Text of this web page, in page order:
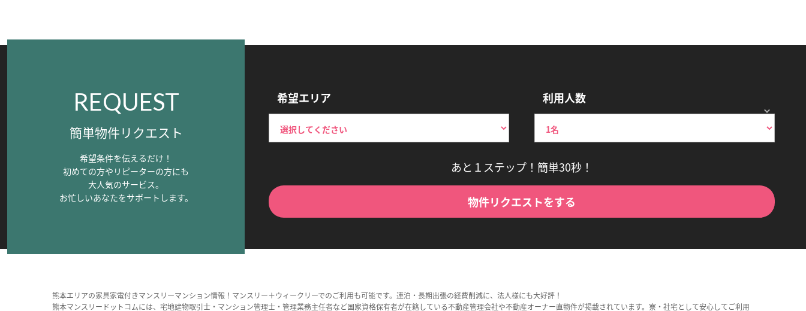
REQUEST
簡単物件リクエスト
希望条件を伝えるだけ！
初めての方やリピーターの方にも
大人気のサービス。
お忙しいあなたをサポートします。
希望エリア 利用人数
あと１ステップ！簡単30秒！
物件リクエストをする
熊本エリアの家具家電付きマンスリーマンション情報！マンスリー＋ウィークリーでのご利用も可能です。連泊・長期出張の経費削減に、法人様にも大好評！
熊本マンスリードットコムには、宅地建物取引士・マンション管理士・管理業務主任者など国家資格保有者が在籍している不動産管理会社や不動産オーナー直物件が掲載されています。寮・社宅として安心してご利用